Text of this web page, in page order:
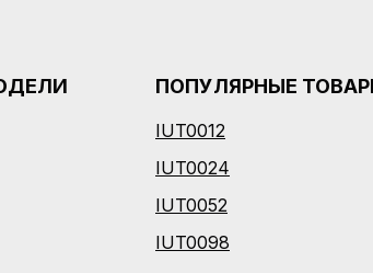
ПОПУЛЯРНЫЕ
IUT0012
IUT0024
IUT0052
IUT0098